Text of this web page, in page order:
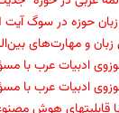
حوزه در سوگ آیت
و مهارت‌های
ادبیات عرب با
ادبیات عرب با